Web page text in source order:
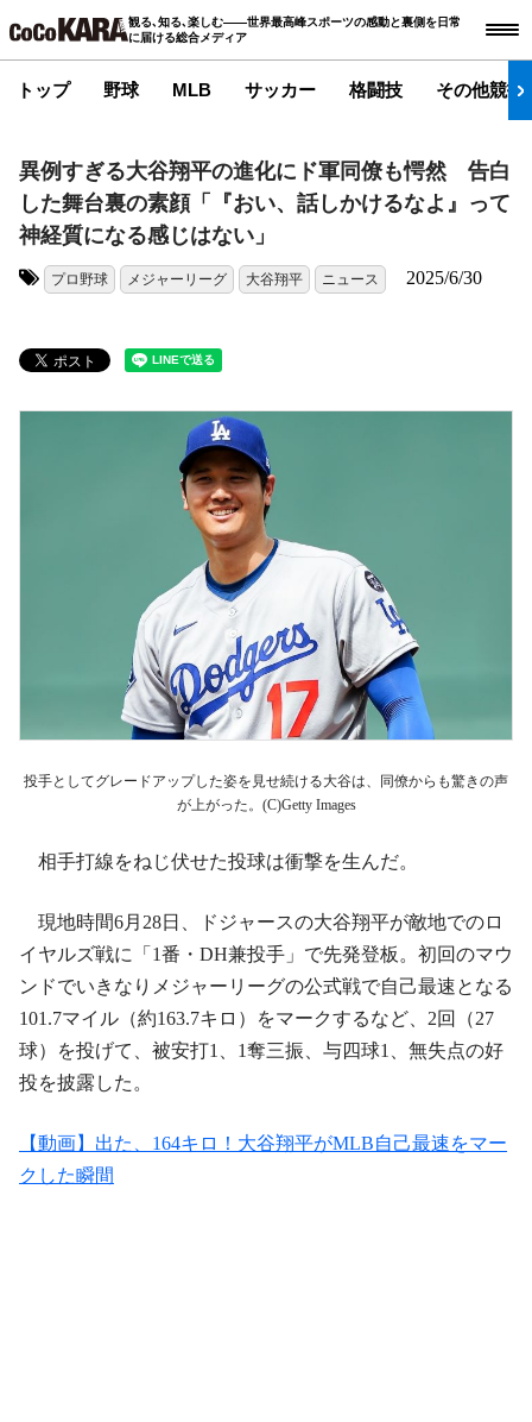
観る､知る､楽しむ――世界最高峰スポーツの感動と裏側を日常
に届ける総合メディア
トップ 野球 MLB サッカー 格闘技 その他競技
異例すぎる大谷翔平の進化にド軍同僚も愕然 告白
した舞台裏の素顔「『おい、話しかけるなよ』って
神経質になる感じはない」
プロ野球 メジャーリーグ 大谷翔平 ニュース 2025/6/30
投手としてグレードアップした姿を見せ続ける大谷は、同僚からも驚きの声
が上がった。(C)Getty Images
相手打線をねじ伏せた投球は衝撃を生んだ。
現地時間6月28日、ドジャースの大谷翔平が敵地でのロ
イヤルズ戦に「1番・DH兼投手」で先発登板。初回のマウ
ンドでいきなりメジャーリーグの公式戦で自己最速となる
101.7マイル（約163.7キロ）をマークするなど、2回（27
球）を投げて、被安打1、1奪三振、与四球1、無失点の好
投を披露した。
【動画】出た、164キロ！大谷翔平がMLB自己最速をマー
クした瞬間